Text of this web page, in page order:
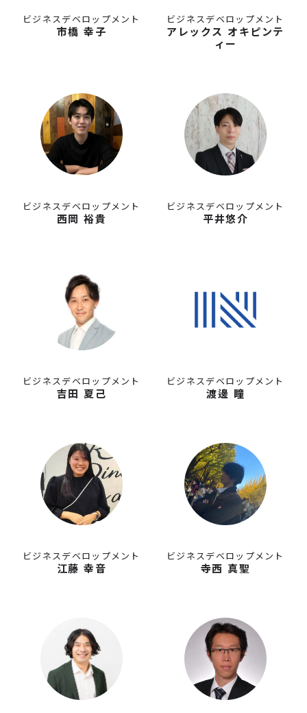
ビジネスデベロップメント
市橋 幸子
ビジネスデベロップメント
アレックス オキピンテ
ィー
ビジネスデベロップメント
西岡 裕貴
ビジネスデベロップメント
平井悠介
ビジネスデベロップメント
吉田 夏己
ビジネスデベロップメント
渡邊 瞳
ビジネスデベロップメント
江藤 幸音
ビジネスデベロップメント
寺西 真聖